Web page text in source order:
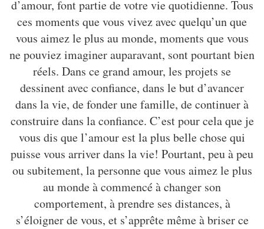
d’amour, font partie de votre vie quotidienne. Tous
ces moments que vous vivez avec quelqu’un que
vous aimez le plus au monde, moments que vous
ne pouviez imaginer auparavant, sont pourtant bien
réels. Dans ce grand amour, les projets se
dessinent avec confiance, dans le but d’avancer
dans la vie, de fonder une famille, de continuer à
construire dans la confiance. C’est pour cela que je
vous dis que l’amour est la plus belle chose qui
puisse vous arriver dans la vie! Pourtant, peu à peu
ou subitement, la personne que vous aimez le plus
au monde à commencé à changer son
comportement, à prendre ses distances, à
s’éloigner de vous, et s’apprête même à briser ce